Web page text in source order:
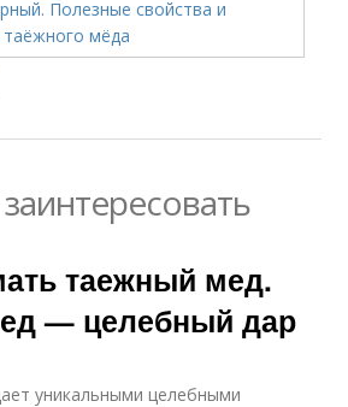
таежный мед.
— целебный дар
уникальными целебными